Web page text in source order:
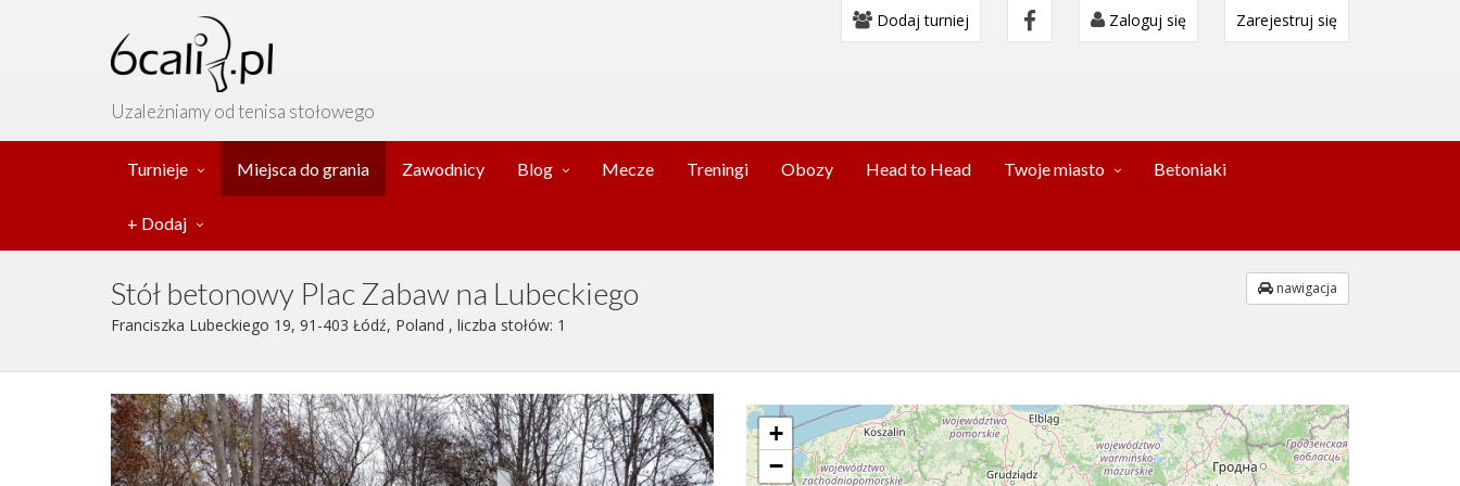
Uzależniamy od tenisa stołowego
Dodaj turniej Zaloguj się Zarejestruj się
Turnieje Miejsca do grania Zawodnicy Blog Mecze Treningi Obozy Head to Head Twoje miasto Betoniaki
+ Dodaj
Stół betonowy Plac Zabaw na Lubeckiego
Franciszka Lubeckiego 19, 91-403 Łódź, Poland , liczba stołów: 1
nawigacja
+
−